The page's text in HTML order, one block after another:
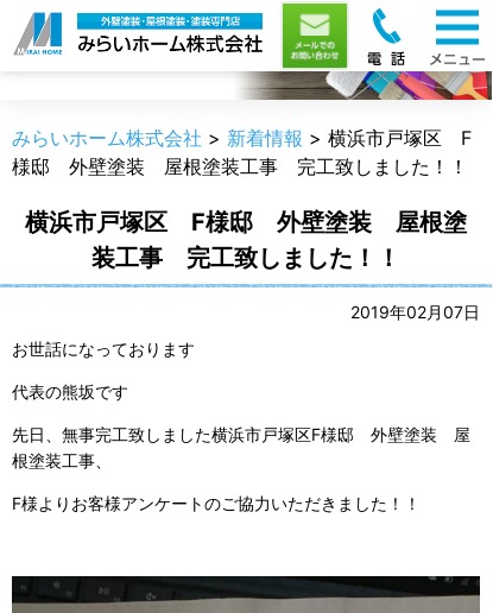
新着情報
みらいホーム株式会社 > 新着情報 > 横浜市戸塚区 F
様邸 外壁塗装 屋根塗装工事 完工致しました！！
横浜市戸塚区 F様邸 外壁塗装 屋根塗
装工事 完工致しました！！
2019年02月07日
お世話になっております
代表の熊坂です
先日、無事完工致しました横浜市戸塚区F様邸 外壁塗装 屋
根塗装工事、
F様よりお客様アンケートのご協力いただきました！！